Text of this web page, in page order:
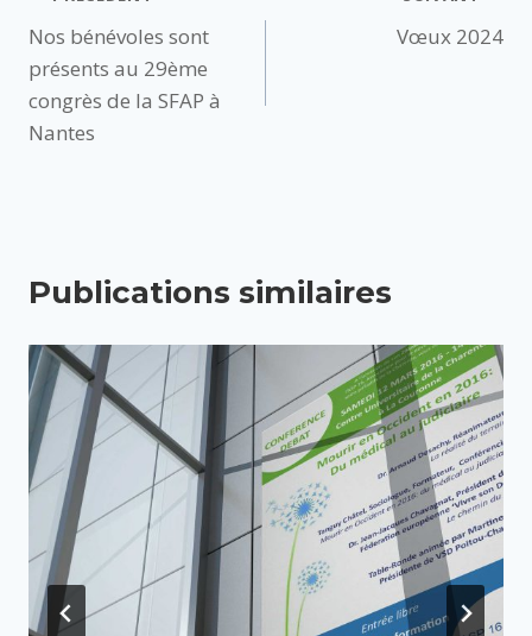
de
l’article
Nos bénévoles sont
présents au 29ème
congrès de la SFAP à
Nantes
Vœux 2024
Publications similaires